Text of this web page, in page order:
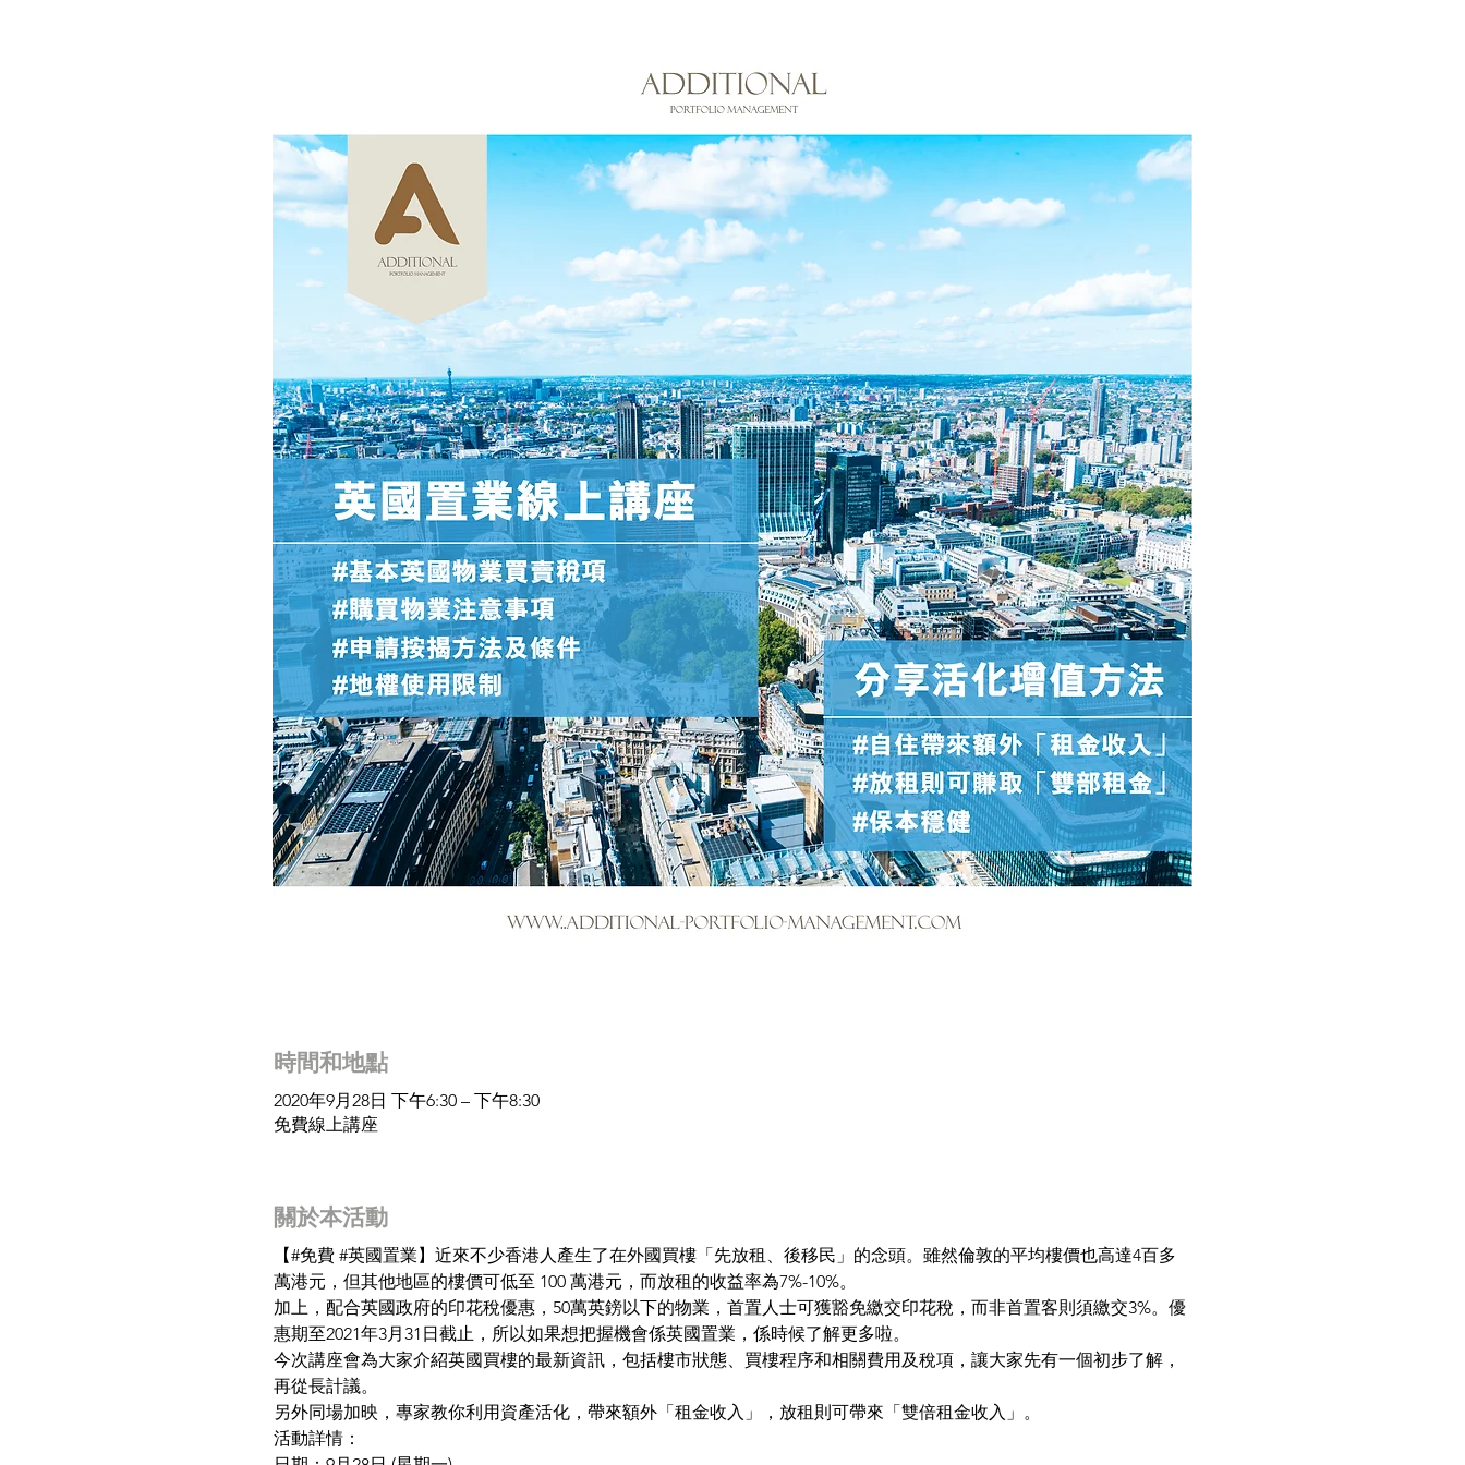
時間和地點
2020年9月28日 下午6:30 – 下午8:30
免費線上講座
關於本活動
【#免費 #英國置業】近來不少香港人產生了在外國買樓「先放租、後移民」的念頭。雖然倫敦的平均樓價也高達4百多
萬港元，但其他地區的樓價可低至 100 萬港元，而放租的收益率為7%-10%。
加上，配合英國政府的印花稅優惠，50萬英鎊以下的物業，首置人士可獲豁免繳交印花稅，而非首置客則須繳交3%。優
惠期至2021年3月31日截止，所以如果想把握機會係英國置業，係時候了解更多啦。
今次講座會為大家介紹英國買樓的最新資訊，包括樓市狀態、買樓程序和相關費用及稅項，讓大家先有一個初步了解，
再從長計議。
另外同場加映，專家教你利用資產活化，帶來額外「租金收入」，放租則可帶來「雙倍租金收入」。
活動詳情：